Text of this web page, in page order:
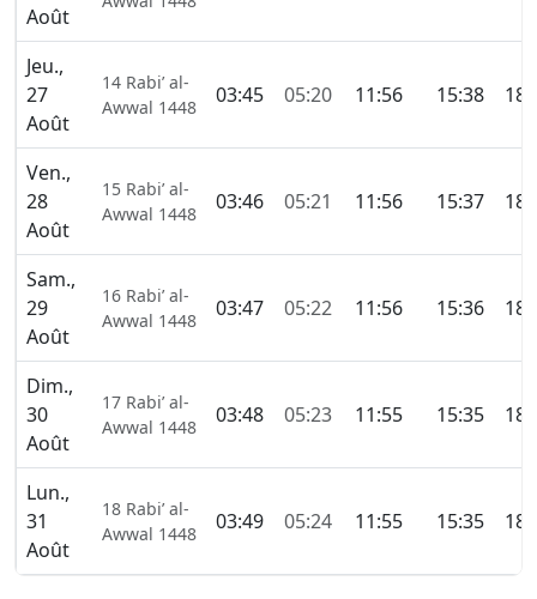
Août
Jeu.,
27
Août
14 Rabi’ al-
Awwal 1448
03:45 05:20 11:56 15:38
Ven.,
28
Août
15 Rabi’ al-
Awwal 1448
03:46 05:21 11:56 15:37
Sam.,
29
Août
16 Rabi’ al-
Awwal 1448
03:47 05:22 11:56 15:36
Dim.,
30
Août
17 Rabi’ al-
Awwal 1448
03:48 05:23 11:55 15:35
Lun.,
31
Août
18 Rabi’ al-
Awwal 1448
03:49 05:24 11:55 15:35